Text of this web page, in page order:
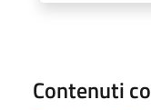
Contenuti